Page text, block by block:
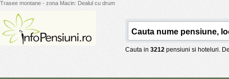
Trasee montane - zona Macin: Dealul cu drum
Cauta in 3212 pensiuni si hoteluri.